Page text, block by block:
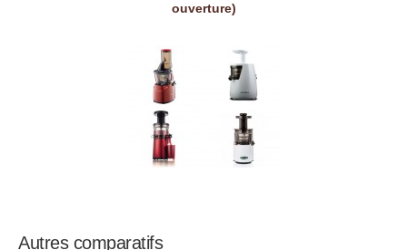
ouverture)
Autres comparatifs